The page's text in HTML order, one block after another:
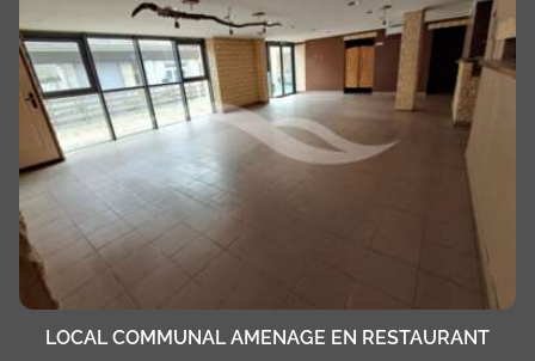
LOCAL COMMUNAL AMENAGE EN RESTAURANT